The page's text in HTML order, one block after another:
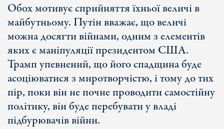
Обох мотивує сприйняття їхньої величі в
майбутньому. Путін вважає, що величі
можна досягти війнами, одним з елементів
яких є маніпуляції президентом США.
Трамп упевнений, що його спадщина буде
асоціюватися з миротворчістю, і тому до тих
пір, поки він не почне проводити самостійну
політику, він буде перебувати у владі
підбурювачів війни.